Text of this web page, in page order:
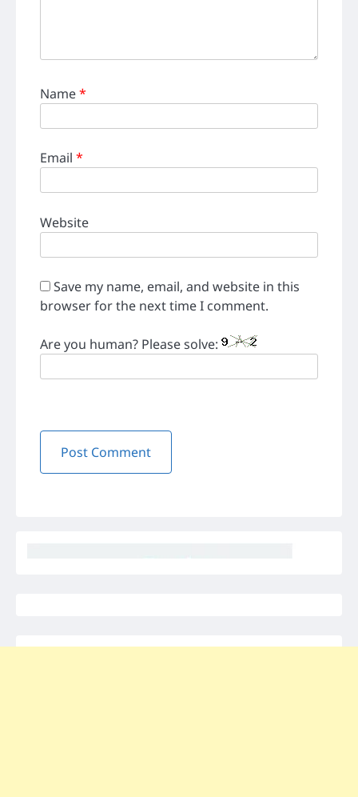
Name*
Email *
Website
Save my name, email, and website in this
browser for the next time I comment.
Are you human? Please solve: